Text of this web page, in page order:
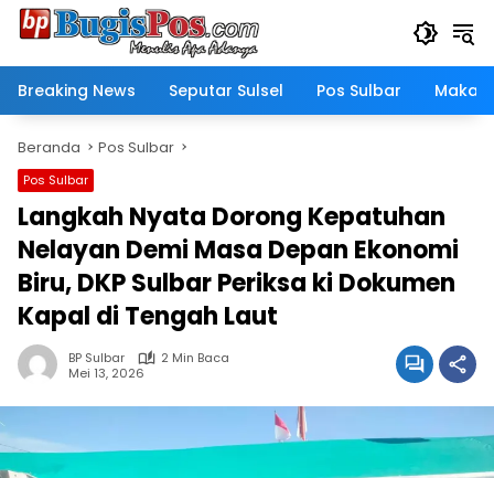
Langsung
Breaking News
Seputar Sulsel Pos Sulbar
Beranda Pos Sulbar
Pos Sulbar
Langkah Nyata Dorong Kepatuhan
Nelayan Demi Masa Depan Ekonomi
Biru, DKP Sulbar Periksa ki Dokumen
Kapal di Tengah Laut
BP Sulbar
2 Min Baca
Mei 13, 2026